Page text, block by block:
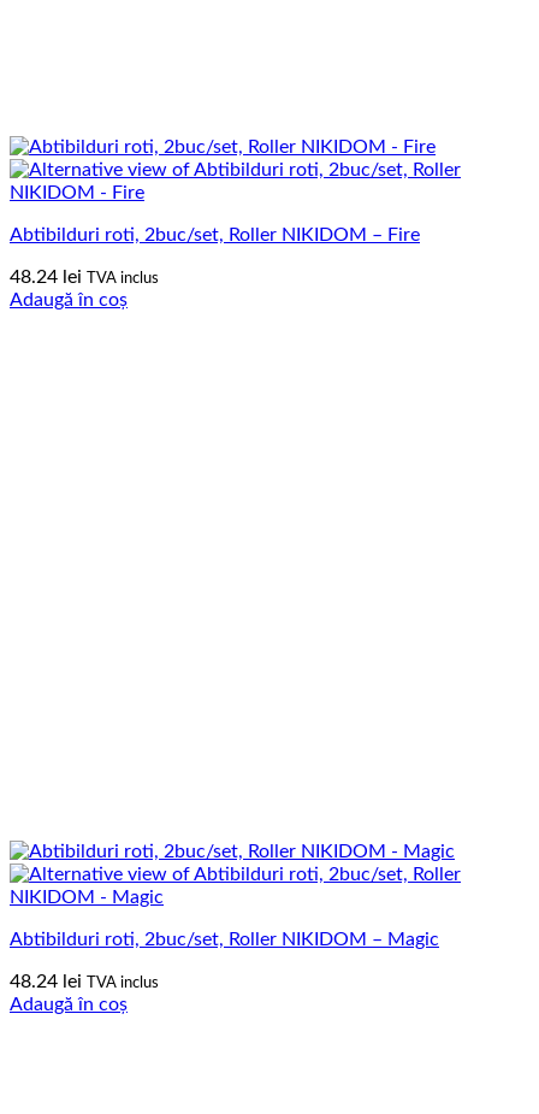
Abtibilduri roti, 2buc/set, Roller NIKIDOM – Fire
48.24 lei TVA inclus
Adaugă în coș
Abtibilduri roti, 2buc/set, Roller NIKIDOM – Magic
48.24 lei TVA inclus
Adaugă în coș